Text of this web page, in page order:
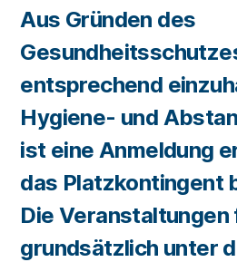
Aus Gründen des
entsprechend
Hygiene- und
ist eine Anmeldung
das Platzkontingent
Die Veranstaltungen
grundsätzlich unter